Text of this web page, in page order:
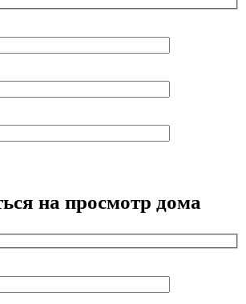
на просмотр дома